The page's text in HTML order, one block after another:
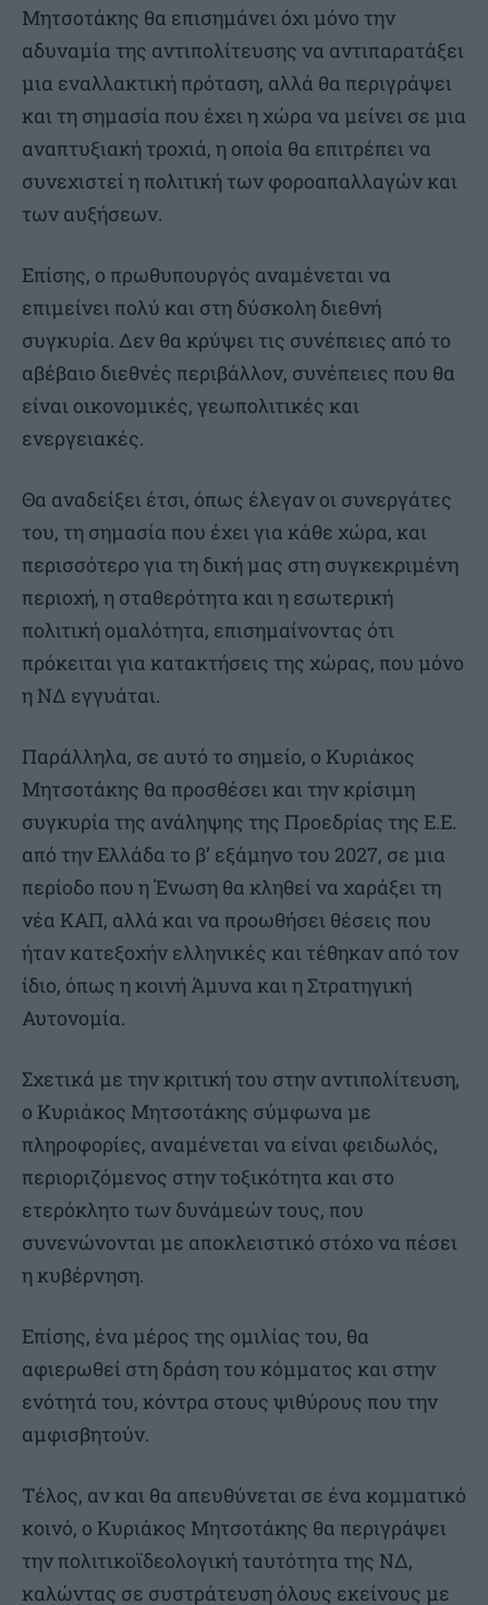
Μητσοτάκης θα επισημάνει όχι μόνο την
αδυναμία της αντιπολίτευσης να αντιπαρατάξει
μια εναλλακτική πρόταση, αλλά θα περιγράψει
και τη σημασία που έχει η χώρα να μείνει σε μια
αναπτυξιακή τροχιά, η οποία θα επιτρέπει να
συνεχιστεί η πολιτική των φοροαπαλλαγών και
των αυξήσεων.
Επίσης, ο πρωθυπουργός αναμένεται να
επιμείνει πολύ και στη δύσκολη διεθνή
συγκυρία. Δεν θα κρύψει τις συνέπειες από το
αβέβαιο διεθνές περιβάλλον, συνέπειες που θα
είναι οικονομικές, γεωπολιτικές και
ενεργειακές.
Θα αναδείξει έτσι, όπως έλεγαν οι συνεργάτες
του, τη σημασία που έχει για κάθε χώρα, και
περισσότερο για τη δική μας στη συγκεκριμένη
περιοχή, η σταθερότητα και η εσωτερική
πολιτική ομαλότητα, επισημαίνοντας ότι
πρόκειται για κατακτήσεις της χώρας, που μόνο
η ΝΔ εγγυάται.
Παράλληλα, σε αυτό το σημείο, ο Κυριάκος
Μητσοτάκης θα προσθέσει και την κρίσιμη
συγκυρία της ανάληψης της Προεδρίας της Ε.Ε.
από την Ελλάδα το β’ εξάμηνο του 2027, σε μια
περίοδο που η Ένωση θα κληθεί να χαράξει τη
νέα ΚΑΠ, αλλά και να προωθήσει θέσεις που
ήταν κατεξοχήν ελληνικές και τέθηκαν από τον
ίδιο, όπως η κοινή Άμυνα και η Στρατηγική
Αυτονομία.
Σχετικά με την κριτική του στην αντιπολίτευση,
ο Κυριάκος Μητσοτάκης σύμφωνα με
πληροφορίες, αναμένεται να είναι φειδωλός,
περιοριζόμενος στην τοξικότητα και στο
ετερόκλητο των δυνάμεών τους, που
συνενώνονται με αποκλειστικό στόχο να πέσει
η κυβέρνηση.
Επίσης, ένα μέρος της ομιλίας του, θα
αφιερωθεί στη δράση του κόμματος και στην
ενότητά του, κόντρα στους ψιθύρους που την
αμφισβητούν.
Τέλος, αν και θα απευθύνεται σε ένα κομματικό
κοινό, ο Κυριάκος Μητσοτάκης θα περιγράψει
την πολιτικοϊδεολογική ταυτότητα της ΝΔ,
καλώντας σε συστράτευση όλους εκείνους με